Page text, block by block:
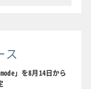
ス
」を8月14日から